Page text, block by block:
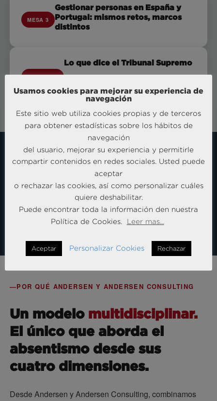
MESA 3
Gestionar personas en España y
Portugal: mismos retos, marcos
distintos
PONENCIA
Lo que dice el Tribunal Supremo
Supremo
No hay soluciones universales para el
absentismo.Pero sí hay un método: medir con
precisión, entender el patrón y actuar con criterio.
No olvides registrarte al evento
POR QUÉ ANDERSEN Y ANDERSEN CONSULTING
Un modelo multidisciplinar.
El único que aborda el
absentismo desde sus
cuatro dimensiones.
Desde Andersen y Andersen Consulting, combinamos
Usamos cookies para mejorar su experiencia de
navegación
Este sitio web utiliza cookies propias y de terceros
para obtener estadísticas sobre los hábitos de
navegación
del usuario, mejorar su experiencia y permitirle
compartir contenidos en redes sociales. Usted puede
aceptar
o rechazar las cookies, así como personalizar cuáles
quiere deshabilitar.
Puede encontrar toda la información den nuestra
Política de Cookies.
Leer mas...
Aceptar Personalizar Cookies Rechazar